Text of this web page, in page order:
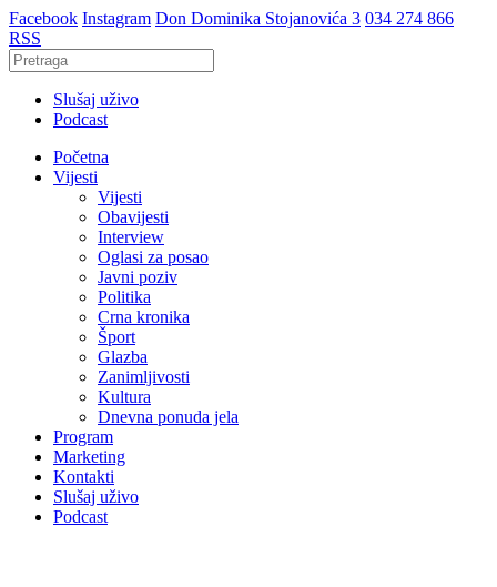
Facebook Instagram Don Dominika Stojanovića 3 034 274 866
RSS
Slušaj uživo
Podcast
Početna
Vijesti
Vijesti
Obavijesti
Interview
Oglasi za posao
Javni poziv
Politika
Crna kronika
Šport
Glazba
Zanimljivosti
Kultura
Dnevna ponuda jela
Program
Marketing
Kontakti
Slušaj uživo
Podcast